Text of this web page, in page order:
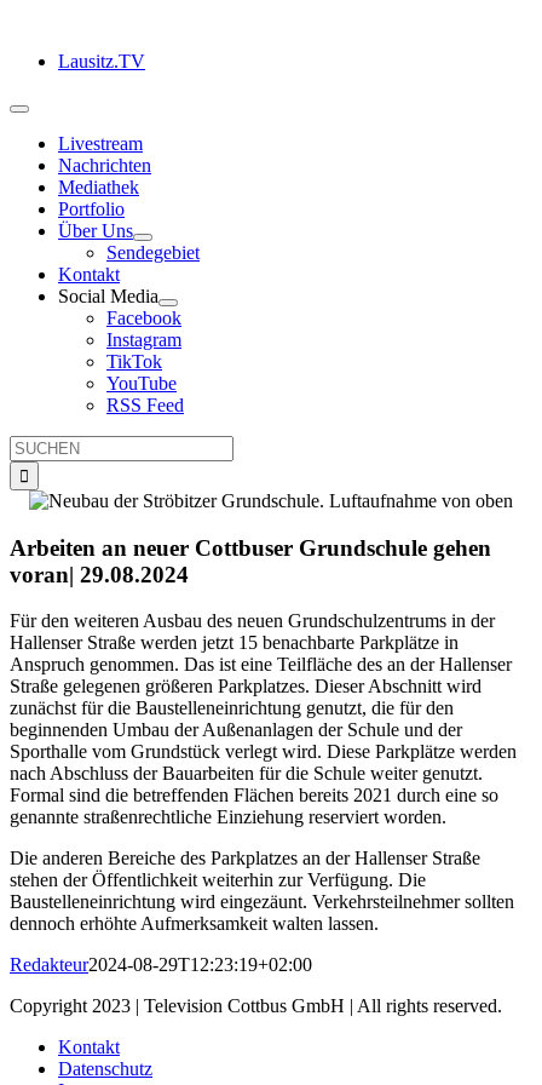
springenLausitz.TV
Toggle
NavigationLivestream
Nachrichten
Mediathek
Portfolio
Über Uns
Sendegebiet
Kontakt
Social Media
Facebook
Instagram
TikTok
YouTube
RSS Feed
Suche
nach:
Arbeiten an neuer Cottbuser Grundschule gehen
voran| 29.08.2024
Für den weiteren Ausbau des neuen Grundschulzentrums in der
Hallenser Straße werden jetzt 15 benachbarte Parkplätze in
Anspruch genommen. Das ist eine Teilfläche des an der Hallenser
Straße gelegenen größeren Parkplatzes. Dieser Abschnitt wird
zunächst für die Baustelleneinrichtung genutzt, die für den
beginnenden Umbau der Außenanlagen der Schule und der
Sporthalle vom Grundstück verlegt wird. Diese Parkplätze werden
nach Abschluss der Bauarbeiten für die Schule weiter genutzt.
Formal sind die betreffenden Flächen bereits 2021 durch eine so
genannte straßenrechtliche Einziehung reserviert worden.
Die anderen Bereiche des Parkplatzes an der Hallenser Straße
stehen der Öffentlichkeit weiterhin zur Verfügung. Die
Baustelleneinrichtung wird eingezäunt. Verkehrsteilnehmer sollten
dennoch erhöhte Aufmerksamkeit walten lassen.
Redakteur2024-08-29T12:23:19+02:00
Copyright 2023 | Television Cottbus GmbH | All rights reserved.
Kontakt
Datenschutz